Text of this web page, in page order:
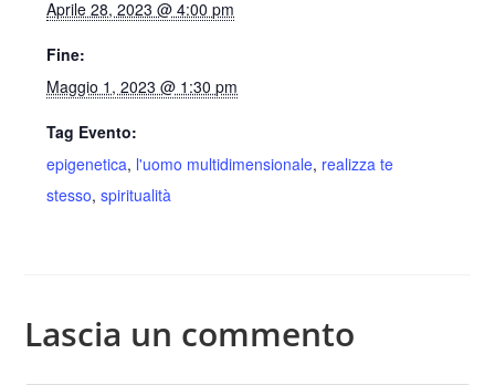
Aprile 28, 2023 @ 4:00 pm
Fine:
Maggio 1, 2023 @ 1:30 pm
Tag Evento:
epigenetica, l'uomo multidimensionale, realizza te
stesso,spiritualità
Lascia un commento